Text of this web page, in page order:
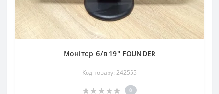
Монітор б/в 19" FOUNDER
Код товару: 242555
0